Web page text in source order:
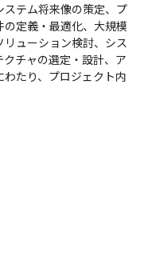
テム将来像の策定、プ
定義・最適化、大規模
ューション検討、シス
チャの選定・設計、ア
たり、プロジェクト内